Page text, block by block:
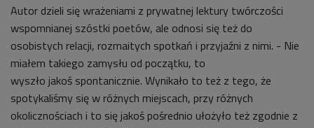
Autor dzieli się wrażeniami z prywatnej lektury twórczości
wspomnianej szóstki poetów, ale odnosi się też do
osobistych relacji, rozmaitych spotkań i przyjaźni z nimi. - Nie
miałem takiego zamysłu od początku, to
wyszło jakoś spontanicznie. Wynikało to też z tego, że
spotykaliśmy się w różnych miejscach, przy różnych
okolicznościach i to się jakoś pośrednio ułożyło też zgodnie z